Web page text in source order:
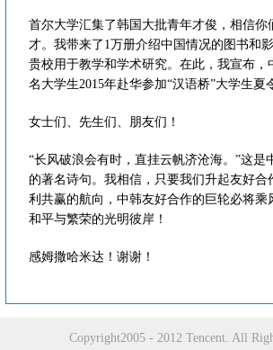
首尔大学汇集了韩国大批青年才俊，相信你
才。我带来了1万册介绍中国情况的图书和
贵校用于教学和学术研究。在此，我宣布，
名大学生2015年赴华参加“汉语桥”大学生夏
女士们、先生们、朋友们！
“长风破浪会有时，直挂云帆济沧海。”这是
的著名诗句。我相信，只要我们升起友好合
利共赢的航向，中韩友好合作的巨轮必将乘
和平与繁荣的光明彼岸！
感姆撒哈米达！谢谢！
Copyright2005 - 2012 Tencent. All